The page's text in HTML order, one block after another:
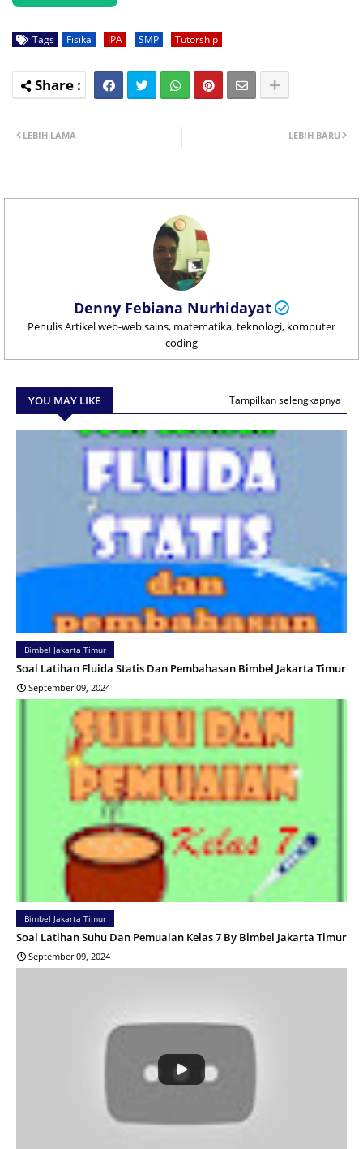
Tags Fisika IPA SMP Tutorship
LEBIH BARU
LEBIH LAMA
Denny Febiana Nurhidayat
Penulis Artikel web-web sains, matematika, teknologi, komputer
coding
YOU MAY LIKE Tampilkan selengkapnya
Bimbel Jakarta Timur
Soal Latihan Fluida Statis Dan Pembahasan Bimbel Jakarta Timur
September 09, 2024
Bimbel Jakarta Timur
Soal Latihan Suhu Dan Pemuaian Kelas 7 By Bimbel Jakarta Timur
September 09, 2024